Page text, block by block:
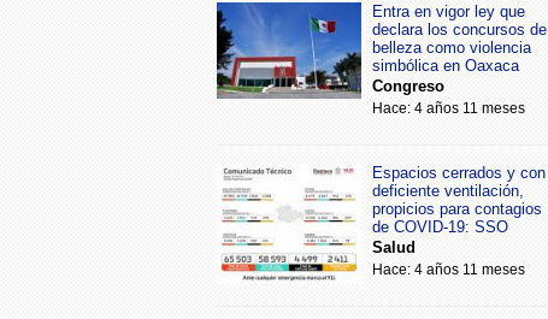
Entra en vigor ley que
declara los concursos de
belleza como violencia
simbólica en Oaxaca
Congreso
Hace: 4 años 11 meses
Espacios cerrados y con
deficiente ventilación,
propicios para contagios
de COVID-19: SSO
Salud
Hace: 4 años 11 meses